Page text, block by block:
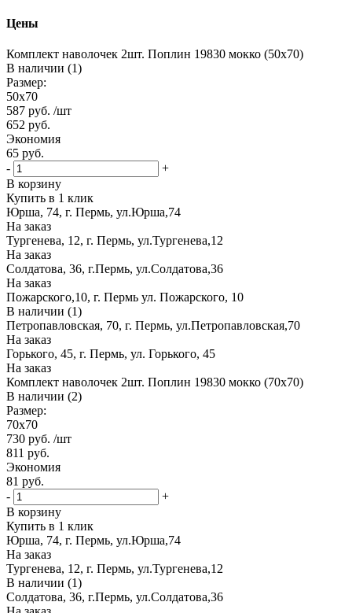
Цены
Комплект наволочек 2шт. Поплин 19830 мокко (50х70)
В наличии (1)
Размер:
50х70
587 руб. /шт
652 руб.
Экономия
65 руб.
-
+
В корзину
Купить в 1 клик
Юрша, 74, г. Пермь, ул.Юрша,74
На заказ
Тургенева, 12, г. Пермь, ул.Тургенева,12
На заказ
Солдатова, 36, г.Пермь, ул.Солдатова,36
На заказ
Пожарского,10, г. Пермь ул. Пожарского, 10
В наличии (1)
Петропавловская, 70, г. Пермь, ул.Петропавловская,70
На заказ
Горького, 45, г. Пермь, ул. Горького, 45
На заказ
Комплект наволочек 2шт. Поплин 19830 мокко (70х70)
В наличии (2)
Размер:
70х70
730 руб. /шт
811 руб.
Экономия
81 руб.
-
+
В корзину
Купить в 1 клик
Юрша, 74, г. Пермь, ул.Юрша,74
На заказ
Тургенева, 12, г. Пермь, ул.Тургенева,12
В наличии (1)
Солдатова, 36, г.Пермь, ул.Солдатова,36